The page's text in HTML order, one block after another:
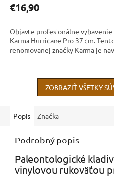
€16,90
Objavte profesionálne vybavenie
Karma Hurricane Pro 37 cm.
renomovanej značky Karma je
ZOBRAZIŤ VŠETKY
Popis Značka
Podrobný popis
Paleontologické
vinylovou rukoväťou